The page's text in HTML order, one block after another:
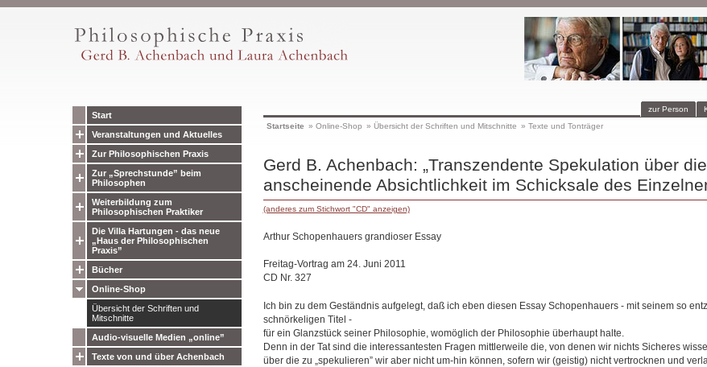
Start
Veranstaltungen und Aktuelles
Zur Philosophischen Praxis
Zur „Sprechstunde” beim
Philosophen
Weiterbildung zum
Philosophischen Praktiker
Die Villa Hartungen - das neue
„Haus der Philosophischen
Praxis”
Bücher
Online-Shop
Übersicht der Schriften und
Mitschnitte
Audio-visuelle Medien „online”
Texte von und über Achenbach
zur Person
Startseite » Online-Shop » Übersicht der Schriften und Mitschnitte » Texte und Tonträger
Gerd B. Achenbach: „Transzendente Spekulation über die
anscheinende Absichtlichkeit im Schicksale des
(anderes zum Stichwort "CD" anzeigen)
Arthur Schopenhauers grandioser Essay
Freitag-Vortrag am 24. Juni 2011
CD Nr. 327
Ich bin zu dem Geständnis aufgelegt, daß ich eben diesen Essay Schopenhauers - mit seinem so
schnörkeligen Titel -
für ein Glanzstück seiner Philosophie, womöglich der Philosophie überhaupt halte.
Denn in der Tat sind die interessantesten Fragen mittlerweile die, von denen wir nichts Sicheres
über die zu „spekulieren” wir aber nicht um-hin können, sofern wir (geistig) nicht vertrocknen und